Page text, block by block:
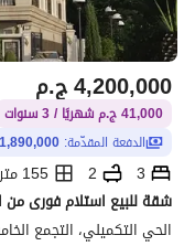
ج.م4,200,000
41,000 ج.م شهريًا / 3 سنوات
الدفعة المقدّمة: 1,890,000 ج.م
3
2
155 متر مربع
الحي التكميلي، التجمع